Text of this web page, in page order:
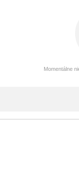
Momentálne